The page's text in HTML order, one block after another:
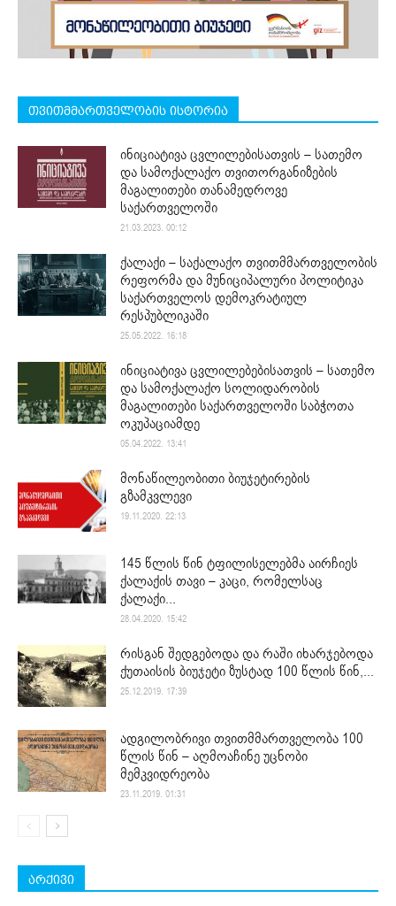
თვითმმართველობის ისტორია
ინიციატივა ცვლილებისათვის – სათემო
და სამოქალაქო თვითორგანიზების
მაგალითები თანამედროვე
საქართველოში
21.03.2023. 00:12
ქალაქი – საქალაქო თვითმმართველობის
რეფორმა და მუნიციპალური პოლიტიკა
საქართველოს დემოკრატიულ
რესპუბლიკაში
25.05.2022. 16:18
ინიციატივა ცვლილებებისათვის – სათემო
და სამოქალაქო სოლიდარობის
მაგალითები საქართველოში საბჭოთა
ოკუპაციამდე
05.04.2022. 13:41
მონაწილეობითი ბიუჯეტირების
გზამკვლევი
19.11.2020. 22:13
145 წლის წინ ტფილისელებმა აირჩიეს
ქალაქის თავი – კაცი, რომელსაც
ქალაქი...
28.04.2020. 15:42
რისგან შედგებოდა და რაში იხარჯებოდა
ქუთაისის ბიუჯეტი ზუსტად 100 წლის წინ,...
25.12.2019. 17:39
ადგილობრივი თვითმმართველობა 100
წლის წინ – აღმოაჩინე უცნობი
მემკვიდრეობა
23.11.2019. 01:31
არქივი